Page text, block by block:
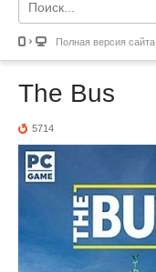
Полная версия сайта
The Bus
5714